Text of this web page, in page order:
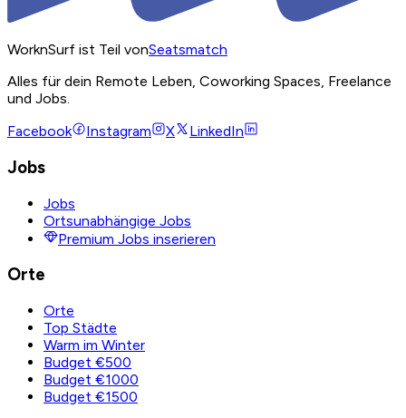
WorknSurf ist Teil vonSeatsmatch
Alles für dein Remote Leben, Coworking Spaces, Freelance
und Jobs.
Facebook
Instagram X LinkedIn
Jobs
Jobs
Ortsunabhängige Jobs
Premium Jobs inserieren
Orte
Orte
Top Städte
Warm im Winter
Budget €500
Budget €1000
Budget €1500